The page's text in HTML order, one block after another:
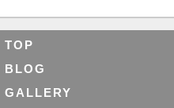
TOP
BLOG
GALLERY